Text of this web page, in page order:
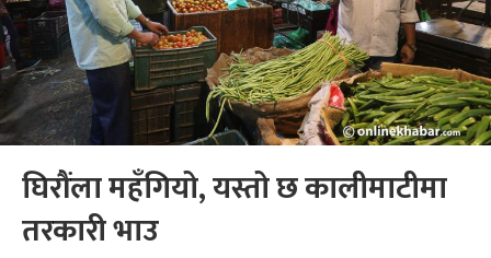
घिरौंला महँगियो, यस्तो छ कालीमाटीमा
तरकारी भाउ